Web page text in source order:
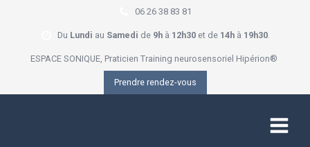
06 26 38 83 81
Du Lundi au Samedi de 9hà 12h30et de 14hà 19h30.
ESPACE SONIQUE, Praticien Training neurosensoriel Hipérion®
Prendre rendez-vous